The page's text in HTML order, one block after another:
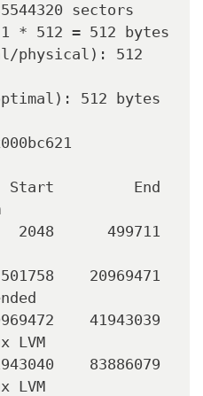
sectors
* 512 = 512 bytes
physical): 512
512 bytes
499711
20969471
41943039
LVM
83886079
LVM